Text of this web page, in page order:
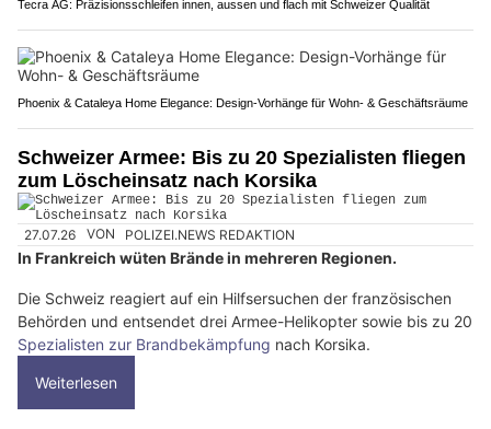
Tecra AG: Präzisionsschleifen innen, aussen und flach mit Schweizer Qualität
Phoenix & Cataleya Home Elegance: Design-Vorhänge für Wohn- & Geschäftsräume
Schweizer Armee: Bis zu 20 Spezialisten fliegen
zum Löscheinsatz nach Korsika
27.07.26 VON POLIZEI.NEWS REDAKTION
In Frankreich wüten Brände in mehreren Regionen.
Die Schweiz reagiert auf ein Hilfsersuchen der französischen
Behörden und entsendet drei Armee-Helikopter sowie bis zu 20
Spezialisten zur Brandbekämpfung nach Korsika.
Weiterlesen